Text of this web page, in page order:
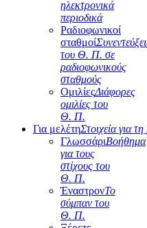
ηλεκτρονικά
περιοδικά
Ραδιοφωνικοί
σταθμοί
του Θ. Π. σε
ραδιοφωνικούς
σταθμούς
ΟμιλίεςΔιάφορες
ομιλίες του
Θ. Π.
Για μελέτηΣτοιχεία για
ΓλωσσάριΒοήθημα
για τους
στίχους του
Θ. Π.
ΈναστρονΤο
σύμπαν του
Θ. Π.